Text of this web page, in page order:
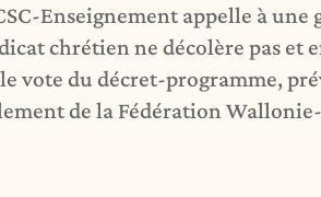
Enseignement appelle à une
chrétien ne décolère pas et
vote du décret-programme,
de la Fédération